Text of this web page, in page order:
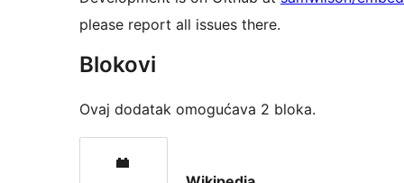
please report all issues there.
Blokovi
Ovaj dodatak omogućava 2 bloka.